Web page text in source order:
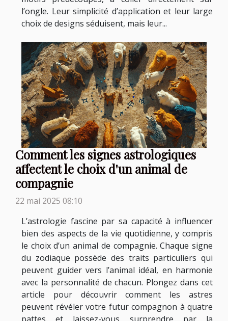
l’ongle. Leur simplicité d’application et leur large
choix de designs séduisent, mais leur...
Comment les signes astrologiques
affectent le choix d'un animal de
compagnie
22 mai 2025 08:10
L’astrologie fascine par sa capacité à influencer
bien des aspects de la vie quotidienne, y compris
le choix d’un animal de compagnie. Chaque signe
du zodiaque possède des traits particuliers qui
peuvent guider vers l’animal idéal, en harmonie
avec la personnalité de chacun. Plongez dans cet
article pour découvrir comment les astres
peuvent révéler votre futur compagnon à quatre